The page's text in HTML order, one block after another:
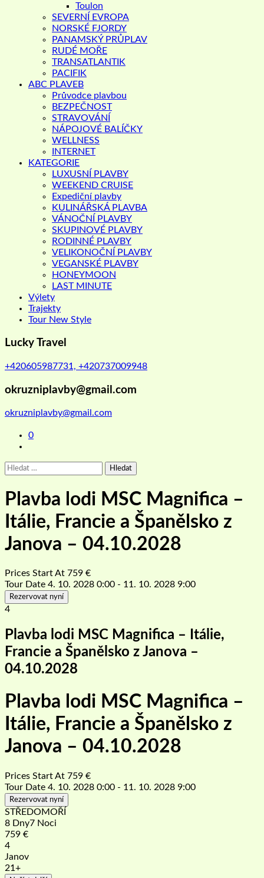
Toulon
SEVERNÍ EVROPA
NORSKÉ FJORDY
PANAMSKÝ PRŮPLAV
RUDÉ MOŘE
TRANSATLANTIK
PACIFIK
ABC PLAVEB
Průvodce plavbou
BEZPEČNOST
STRAVOVÁNÍ
NÁPOJOVÉ BALÍČKY
WELLNESS
INTERNET
KATEGORIE
LUXUSNÍ PLAVBY
WEEKEND CRUISE
Expediční plavby
KULINÁŘSKÁ PLAVBA
VÁNOČNÍ PLAVBY
SKUPINOVÉ PLAVBY
RODINNÉ PLAVBY
VELIKONOČNÍ PLAVBY
VEGANSKÉ PLAVBY
HONEYMOON
LAST MINUTE
Výlety
Trajekty
Tour New Style
Lucky Travel
+420605987731, +420737009948
okruzniplavby@gmail.com
okruzniplavby@gmail.com
0
Vyhledávání
Plavba lodi MSC Magnifica –
Itálie, Francie a Španělsko z
Janova – 04.10.2028
Prices Start At 759 €
Tour Date 4. 10. 2028 0:00 - 11. 10. 2028 9:00
Rezervovat nyní
4
Plavba lodi MSC Magnifica – Itálie,
Francie a Španělsko z Janova –
04.10.2028
Plavba lodi MSC Magnifica –
Itálie, Francie a Španělsko z
Janova – 04.10.2028
Prices Start At 759 €
Tour Date 4. 10. 2028 0:00 - 11. 10. 2028 9:00
Rezervovat nyní
STŘEDOMOŘÍ
8 Dny7 Noci
759 €
4
Janov
21+